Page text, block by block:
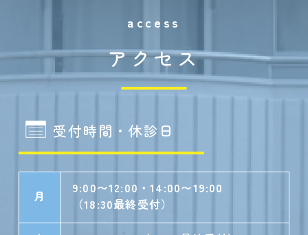
access
アクセス
受付時間・休診日
月
9:00〜12:00・14:00〜19:00
（18:30最終受付）